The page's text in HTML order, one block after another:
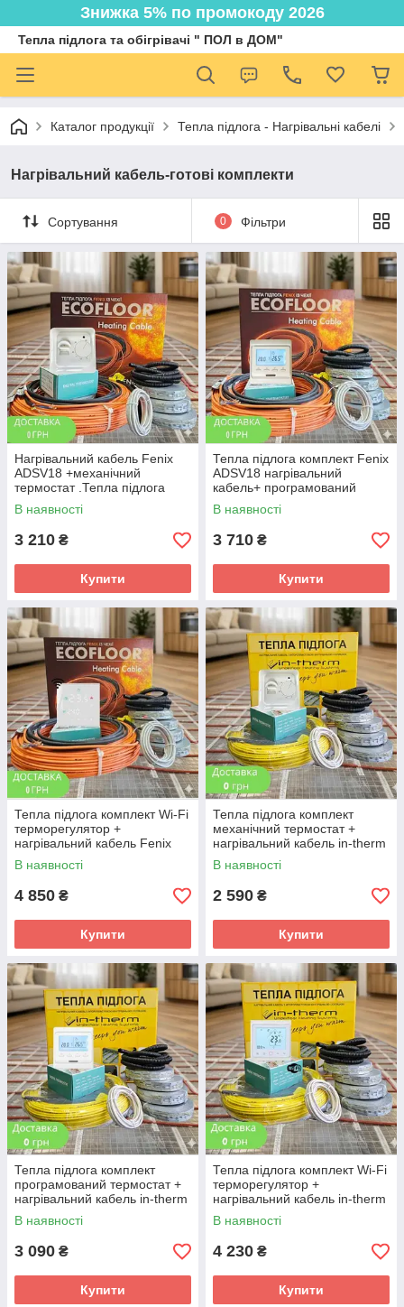
Знижка 5% по промокоду 2026
Тепла підлога та обігрівачі " ПОЛ в ДОМ"
Каталог продукції Тепла підлога - Нагрівальні кабелі
Нагрівальний кабель-готові комплекти
Сортування 0 Фільтри
Нагрівальний кабель Fenix
ADSV18 +механічний
термостат .Тепла підлога
комплект для монтажу в
стяжку
В наявності
3 210 ₴
Купити
Тепла підлога комплект Fenix
ADSV18 нагрівальний
кабель+ програмований
терморегулятор. Комплект
для монтажу в стяжку
В наявності
3 710 ₴
Купити
Тепла підлога комплект Wi-Fi
терморегулятор +
нагрівальний кабель Fenix
ADSV18 для монтажу в
стяжку
В наявності
4 850 ₴
Купити
Тепла підлога комплект
механічний термостат +
нагрівальний кабель in-therm
ADSV20 для монтажу в
стяжку
В наявності
2 590 ₴
Купити
Тепла підлога комплект
програмований термостат +
нагрівальний кабель in-therm
ADSV20 для монтажу в
стяжку
В наявності
3 090 ₴
Купити
Тепла підлога комплект Wi-Fi
терморегулятор +
нагрівальний кабель in-therm
ADSV20 для монтажу в
стяжку
В наявності
4 230 ₴
Купити